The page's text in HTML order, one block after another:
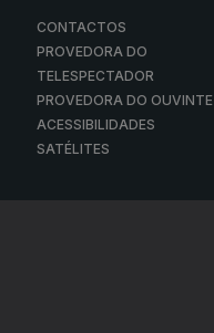
CONTACTOS
PROVEDORA DO
TELESPECTADOR
PROVEDORA DO OUVINTE
ACESSIBILIDADES
SATÉLITES